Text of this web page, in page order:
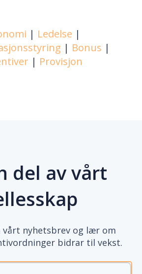
| Ledelse |
| Bonus |
| Provisjon
del av vårt
vårt nyhetsbrev og lær om
bidrar til vekst.